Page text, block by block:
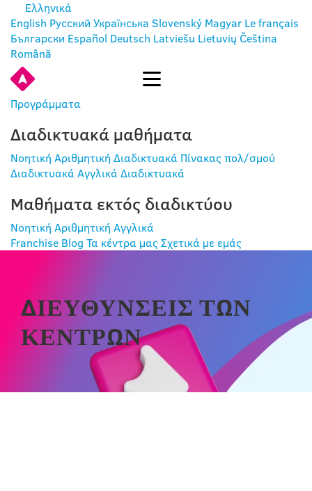
Ελληνικά
English Русский Українська Slovenský Magyar Le français
Български Español Deutsch Latviešu Lietuvių Čeština
Română
Προγράμματα
Διαδικτυακά μαθήματα
Νοητική Αριθμητική Διαδικτυακά Πίνακας πολ/σμού
ΔιαδικτυακάΑγγλικά Διαδικτυακά
Μαθήματα εκτός διαδικτύου
Νοητική Αριθμητική Αγγλικά
Franchise Blog Τα κέντρα μαςΣχετικά με εμάς
ΔΙΕΥΘΎΝΣΕΙΣ ΤΩΝ
ΚΈΝΤΡΩΝ